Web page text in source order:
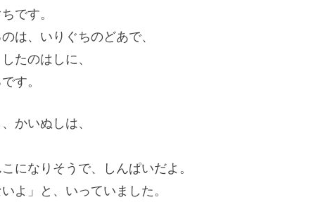
です。
は、いりぐちのどあで、
たのはしに、
す。
かいぬしは、
になりそうで、しんぱいだよ。
よ」と、いっていました。